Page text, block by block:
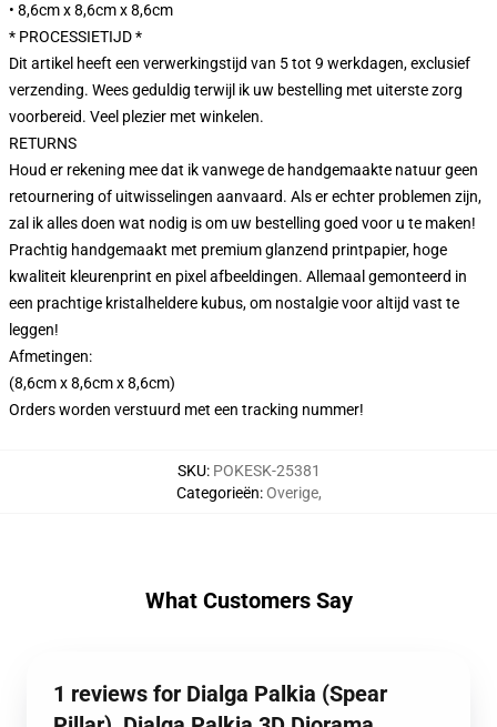
• 8,6cm x 8,6cm x 8,6cm
* PROCESSIETIJD *
Dit artikel heeft een verwerkingstijd van 5 tot 9 werkdagen, exclusief
verzending. Wees geduldig terwijl ik uw bestelling met uiterste zorg
voorbereid. Veel plezier met winkelen.
RETURNS
Houd er rekening mee dat ik vanwege de handgemaakte natuur geen
retournering of uitwisselingen aanvaard. Als er echter problemen zijn,
zal ik alles doen wat nodig is om uw bestelling goed voor u te maken!
Prachtig handgemaakt met premium glanzend printpapier, hoge
kwaliteit kleurenprint en pixel afbeeldingen. Allemaal gemonteerd in
een prachtige kristalheldere kubus, om nostalgie voor altijd vast te
leggen!
Afmetingen:
(8,6cm x 8,6cm x 8,6cm)
Orders worden verstuurd met een tracking nummer!
SKU: POKESK-25381
Categorieën:Overige,
What Customers Say
1 reviews for Dialga Palkia (Spear